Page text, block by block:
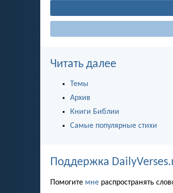
Читать далее
Темы
Архив
Книги Библии
Самые популярные стихи
Поддержка
Помогите мне распространять